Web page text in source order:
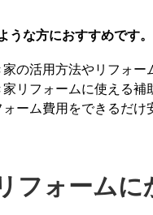
うな方におすすめです。
の活用方法やリフォー
リフォームに使える補
ーム費用をできるだけ
フォーム